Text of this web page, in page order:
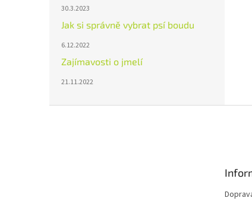
30.3.2023
Jak si správně vybrat psí boudu
6.12.2022
Zajímavosti o jmelí
21.11.2022